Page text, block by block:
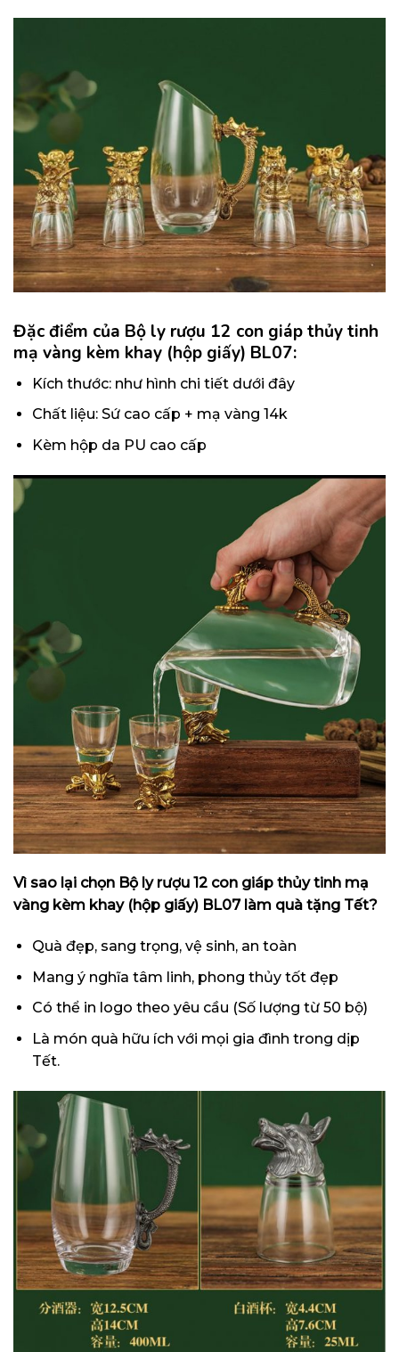
Đặc điểm của Bộ ly rượu 12 con giáp thủy tinh
mạ vàng kèm khay (hộp giấy) BL07:
Kích thước: như hình chi tiết dưới đây
Chất liệu: Sứ cao cấp + mạ vàng 14k
Kèm hộp da PU cao cấp
Vì sao lại chọn Bộ ly rượu 12 con giáp thủy tinh mạ
vàng kèm khay (hộp giấy) BL07 làm quà tặng Tết?
Quà đẹp, sang trọng, vệ sinh, an toàn
Mang ý nghĩa tâm linh, phong thủy tốt đẹp
Có thể in logo theo yêu cầu (Số lượng từ 50 bộ)
Là món quà hữu ích với mọi gia đình trong dịp
Tết.